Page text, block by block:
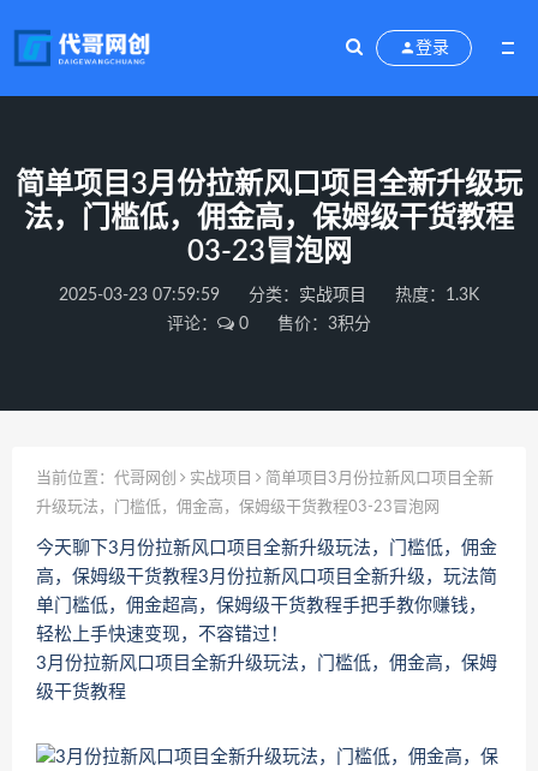
登录
简单项目3月份拉新风口项目全新升级玩
法，门槛低，佣金高，保姆级干货教程
03-23冒泡网
2025-03-23 07:59:59 分类： 实战项目
热度：1.3K
评论：
0 售价：3积分
当前位置： 代哥网创 实战项目
简单项目3月份拉新风口项目全新
升级玩法，门槛低，佣金高，保姆级干货教程03-23冒泡网
今天聊下3月份拉新风口项目全新升级玩法，门槛低，佣金
高，保姆级干货教程3月份拉新风口项目全新升级，玩法简
单门槛低，佣金超高，保姆级干货教程手把手教你赚钱，
轻松上手快速变现，不容错过！
3月份拉新风口项目全新升级玩法，门槛低，佣金高，保姆
级干货教程